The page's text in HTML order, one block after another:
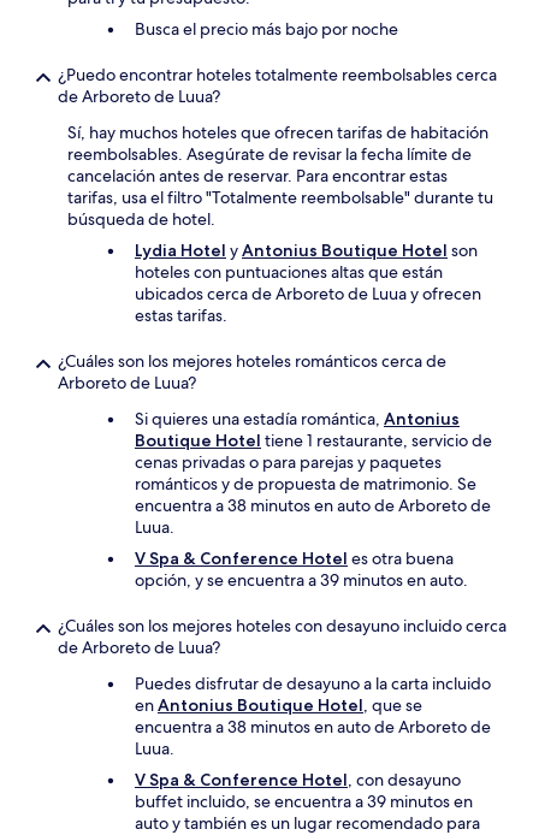
Busca el precio más bajo por noche
¿Puedo encontrar hoteles totalmente reembolsables cerca
de Arboreto de Luua?
Sí, hay muchos hoteles que ofrecen tarifas de habitación
reembolsables. Asegúrate de revisar la fecha límite de
cancelación antes de reservar. Para encontrar estas
tarifas, usa el filtro "Totalmente reembolsable" durante tu
búsqueda de hotel.
Lydia Hotel yAntonius Boutique Hotel son
hoteles con puntuaciones altas que están
ubicados cerca de Arboreto de Luua y ofrecen
estas tarifas.
¿Cuáles son los mejores hoteles románticos cerca de
Arboreto de Luua?
Si quieres una estadía romántica, Antonius
Boutique Hotel tiene 1 restaurante, servicio de
cenas privadas o para parejas y paquetes
románticos y de propuesta de matrimonio. Se
encuentra a 38 minutos en auto de Arboreto de
Luua.
V Spa & Conference Hotel es otra buena
opción, y se encuentra a 39 minutos en auto.
¿Cuáles son los mejores hoteles con desayuno incluido cerca
de Arboreto de Luua?
Puedes disfrutar de desayuno a la carta incluido
enAntonius Boutique Hotel, que se
encuentra a 38 minutos en auto de Arboreto de
Luua.
V Spa & Conference Hotel, con desayuno
buffet incluido, se encuentra a 39 minutos en
auto y también es un lugar recomendado para